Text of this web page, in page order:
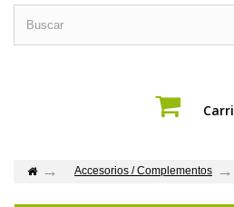
Accesorios / Complementos